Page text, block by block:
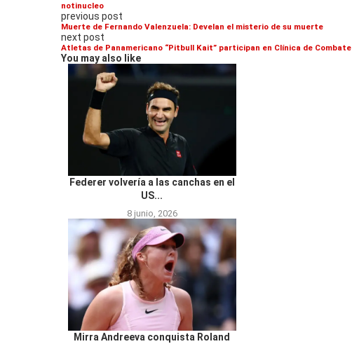
notinucleo
previous post
Muerte de Fernando Valenzuela: Develan el misterio de su muerte
next post
Atletas de Panamericano “Pitbull Kait” participan en Clínica de Combate
You may also like
Federer volvería a las canchas en el
US...
8 junio, 2026
Mirra Andreeva conquista Roland